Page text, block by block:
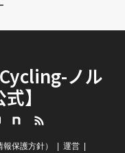
ノル
】
保護方針）
運営